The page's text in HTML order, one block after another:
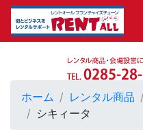
ホーム レンタル商品
シキィータ